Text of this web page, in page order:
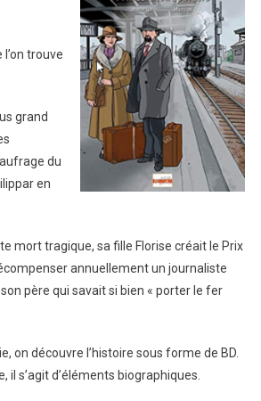
l’on trouve
grand
du
en
mort tragique, sa fille Florise créait le Prix
annuellement un journaliste
père qui savait si bien « porter le fer
on découvre l’histoire sous forme de BD.
il s’agit d’éléments biographiques.